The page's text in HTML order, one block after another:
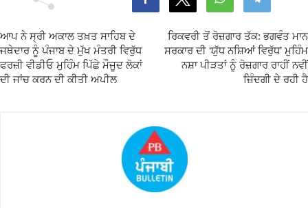
ਆਪ ਨੇ ਸ੍ਰੀ ਅਕਾਲ ਤਖ਼ਤ ਸਾਹਿਬ ਦੇ
ਜਥੇਦਾਰ ਨੂੰ ਪੰਜਾਬ ਦੇ ਮੁੱਖ ਮੰਤਰੀ ਵਿਰੁੱਧ
ਫਰਜ਼ੀ ਵੀਡੀਓ ਮੁਹਿੰਮ ਪਿੱਛੇ ਮੌਜੂਦ ਲੋਕਾਂ
ਦੀ ਜਾਂਚ ਕਰਨ ਦੀ ਕੀਤੀ ਅਪੀਲ
ਰਿਕਵਰੀ ਤੋਂ ਰੋਜ਼ਗਾਰ ਤੱਕ: ਭਗਵੰਤ ਮਾਨ
ਸਰਕਾਰ ਦੀ ‘ਯੁੱਧ ਨਸ਼ਿਆਂ ਵਿਰੁੱਧ’ ਮੁਹਿੰਮ
ਨਸ਼ਾ ਪੀੜਤਾਂ ਨੂੰ ਰੋਜ਼ਗਾਰ ਰਾਹੀਂ ਨਵੀਂ
ਜ਼ਿੰਦਗੀ ਦੇ ਰਹੀ ਹੈ